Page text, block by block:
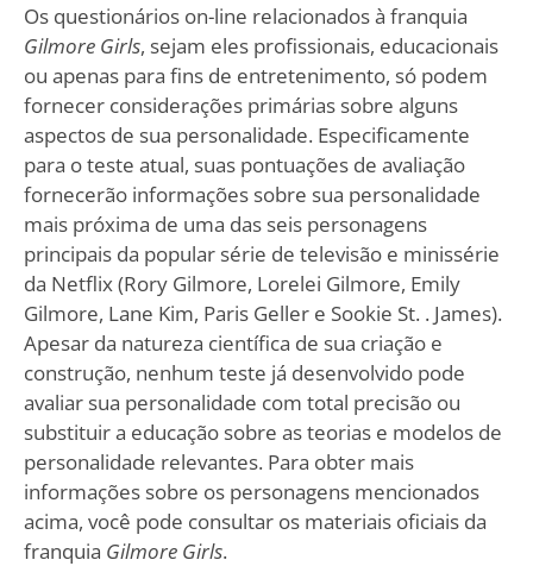
Os questionários on-line relacionados à franquia
Gilmore Girls, sejam eles profissionais, educacionais
ou apenas para fins de entretenimento, só podem
fornecer considerações primárias sobre alguns
aspectos de sua personalidade. Especificamente
para o teste atual, suas pontuações de avaliação
fornecerão informações sobre sua personalidade
mais próxima de uma das seis personagens
principais da popular série de televisão e minissérie
da Netflix (Rory Gilmore, Lorelei Gilmore, Emily
Gilmore, Lane Kim, Paris Geller e Sookie St. . James).
Apesar da natureza científica de sua criação e
construção, nenhum teste já desenvolvido pode
avaliar sua personalidade com total precisão ou
substituir a educação sobre as teorias e modelos de
personalidade relevantes. Para obter mais
informações sobre os personagens mencionados
acima, você pode consultar os materiais oficiais da
franquia Gilmore Girls.